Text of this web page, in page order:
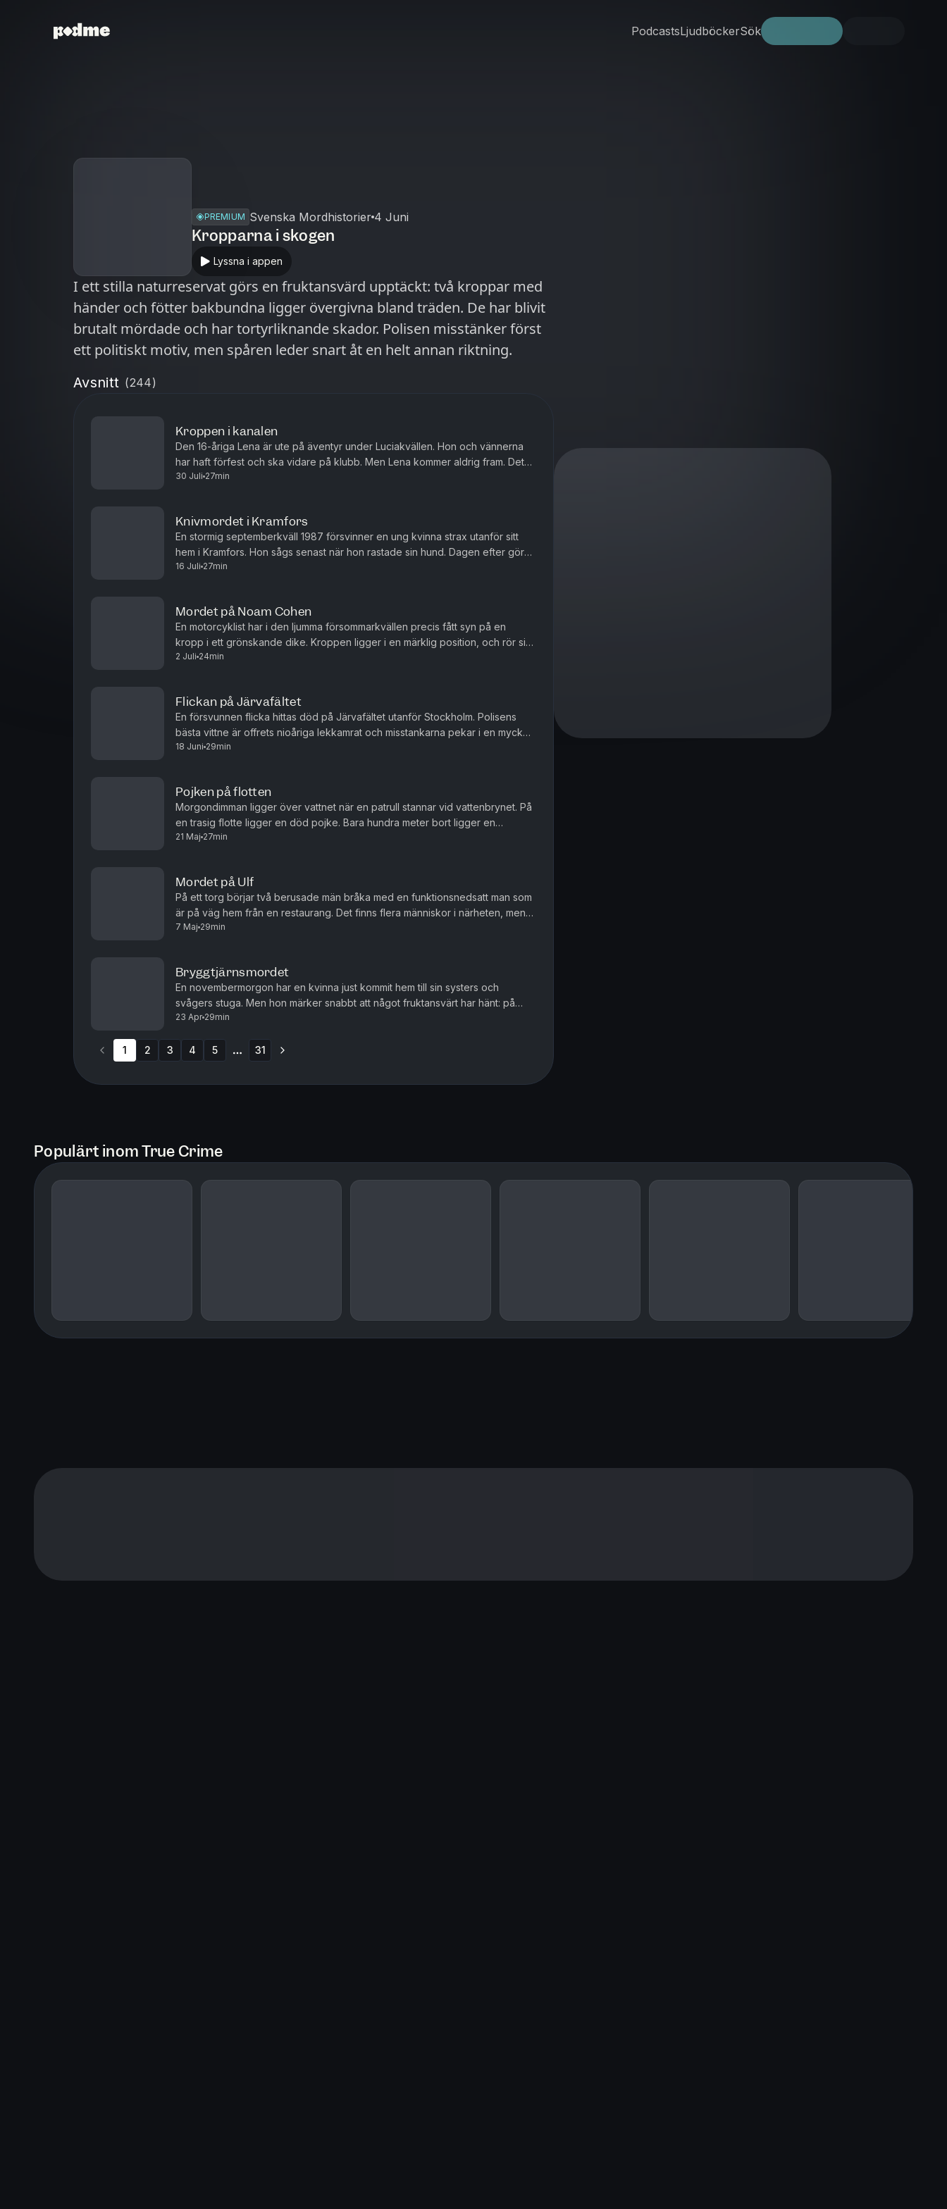
PodcastsLjudböckerSök
PREMIUM Svenska Mordhistorier 4 Juni
Kropparna i skogen
Lyssna i appen
I ett stilla naturreservat görs en fruktansvärd upptäckt: två kroppar med
händer och fötter bakbundna ligger övergivna bland träden. De har blivit
brutalt mördade och har tortyrliknande skador. Polisen misstänker först
ett politiskt motiv, men spåren leder snart åt en helt annan riktning.
Avsnitt (244)
Kroppen i kanalen
Den 16-åriga Lena är ute på äventyr under Luciakvällen. Hon och vännerna
har haft förfest och ska vidare på klubb. Men Lena kommer aldrig fram. Det
hela avskrivs först som en olycka. Men när en annan ...
30 Juli 27min
Knivmordet i Kramfors
En stormig septemberkväll 1987 försvinner en ung kvinna strax utanför sitt
hem i Kramfors. Hon sågs senast när hon rastade sin hund. Dagen efter görs
en förfärlig upptäckt som skakar staden i grunden ...
16 Juli 27min
Mordet på Noam Cohen
En motorcyklist har i den ljumma försommarkvällen precis fått syn på en
kropp i ett grönskande dike. Kroppen ligger i en märklig position, och rör sig
inte när han ropar. Bredvid den ligger en blodig ...
2 Juli 24min
Flickan på Järvafältet
En försvunnen flicka hittas död på Järvafältet utanför Stockholm. Polisens
bästa vittne är offrets nioåriga lekkamrat och misstankarna pekar i en mycket
ovanlig riktning. Men problemet är att polisen ...
18 Juni 29min
Pojken på flotten
Morgondimman ligger över vattnet när en patrull stannar vid vattenbrynet. På
en trasig flotte ligger en död pojke. Bara hundra meter bort ligger en
övergiven stuga, känd som ett tillhåll dit barn bruk...
21 Maj 27min
Mordet på Ulf
På ett torg börjar två berusade män bråka med en funktionsnedsatt man som
är på väg hem från en restaurang. Det finns flera människor i närheten, men
ingen vågar gripa in. Plötsligt ropar ena gärnings...
7 Maj 29min
Bryggtjärnsmordet
En novembermorgon har en kvinna just kommit hem till sin systers och
svågers stuga. Men hon märker snabbt att något fruktansvärt har hänt: på
golvet ligger makarna blodiga. De är döda. Bland byborna s...
23 Apr 29min
1 2 3 4 5 31
Populärt inom True Crime